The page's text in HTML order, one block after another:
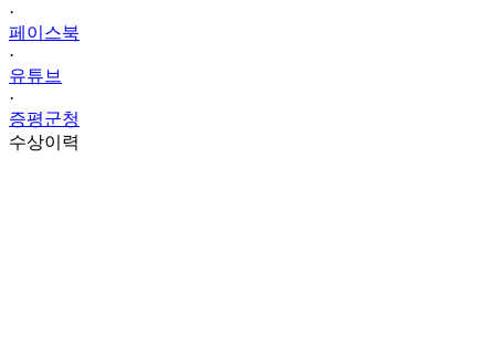
·
페이스북
·
유튜브
·
증평군청
수상이력